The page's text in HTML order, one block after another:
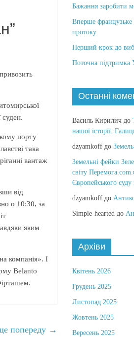
суден.
порту
така
вантаж
від
о 10:30, за
яким
компанія». І
Belanto
попереду →
Бажання заробити
Вперше
протоку
Перший крок до
Поточна підтримка
Останні
Василь Кирилич до
нашої історії.
dzyamkoff до
Земельні фейки
світу
Європейського
dzyamkoff до
Simple-hearted до
Архіви
Квітень 2026
Грудень 2025
Листопад 2025
Жовтень 2025
Вересень 2025